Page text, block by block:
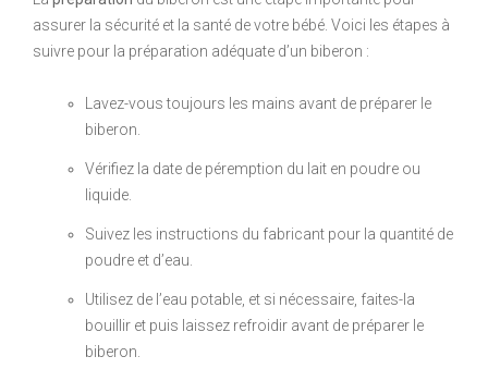
assurer la sécurité et la santé de votre bébé. Voici les étapes à
suivre pour la préparation adéquate d’un biberon :
Lavez-vous toujours les mains avant de préparer le
biberon.
Vérifiez la date de péremption du lait en poudre ou
liquide.
Suivez les instructions du fabricant pour la quantité de
poudre et d’eau.
Utilisez de l’eau potable, et si nécessaire, faites-la
bouillir et puis laissez refroidir avant de préparer le
biberon.